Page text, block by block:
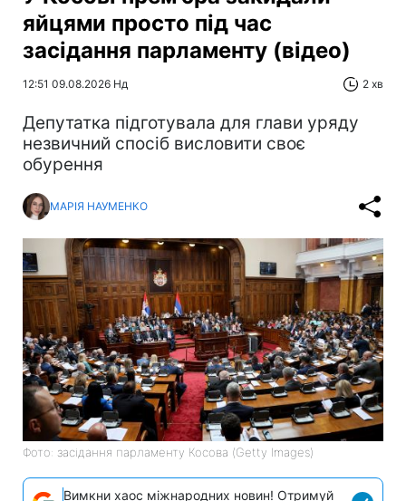
яйцями просто під час
засідання парламенту (відео)
12:51 09.08.2026 Нд 2 хв
Депутатка підготувала для глави уряду
незвичний спосіб висловити своє
обурення
МАРІЯ НАУМЕНКО
Фото: засідання парламенту Косова (Getty Images)
Вимкни хаос міжнародних новин! Отримуй